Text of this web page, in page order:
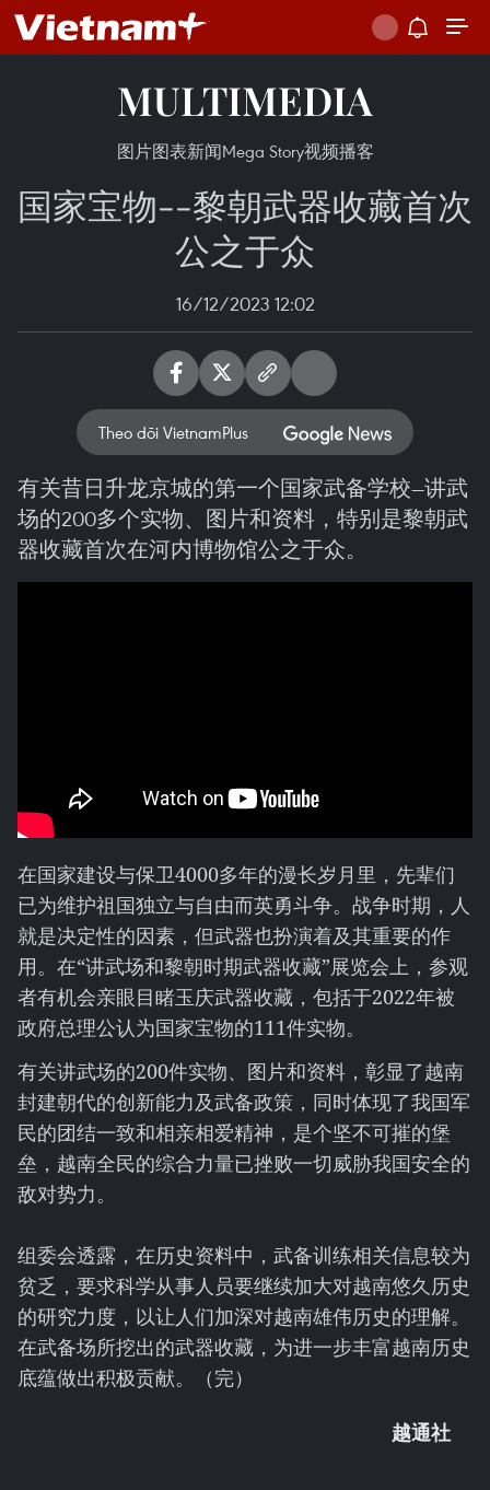
MULTIMEDIA
图片图表新闻Mega Story视频播客
国家宝物--黎朝武器收藏首次
公之于众
16/12/2023 12:02
Theo dõi VietnamPlus
有关昔日升龙京城的第一个国家武备学校—讲武
场的200多个实物、图片和资料，特别是黎朝武
器收藏首次在河内博物馆公之于众。
在国家建设与保卫4000多年的漫长岁月里，先辈们
已为维护祖国独立与自由而英勇斗争。战争时期，人
就是决定性的因素，但武器也扮演着及其重要的作
用。在“讲武场和黎朝时期武器收藏”展览会上，参观
者有机会亲眼目睹玉庆武器收藏，包括于2022年被
政府总理公认为国家宝物的111件实物。
有关讲武场的200件实物、图片和资料，彰显了越南
封建朝代的创新能力及武备政策，同时体现了我国军
民的团结一致和相亲相爱精神，是个坚不可摧的堡
垒，越南全民的综合力量已挫败一切威胁我国安全的
敌对势力。
组委会透露，在历史资料中，武备训练相关信息较为
贫乏，要求科学从事人员要继续加大对越南悠久历史
的研究力度，以让人们加深对越南雄伟历史的理解。
在武备场所挖出的武器收藏，为进一步丰富越南历史
底蕴做出积极贡献。（完）
越通社